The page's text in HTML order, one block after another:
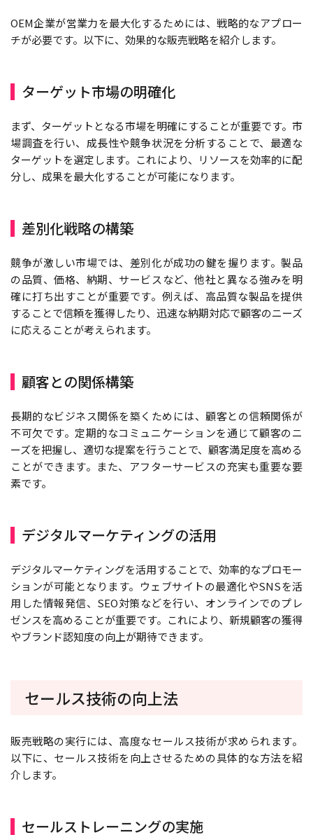
OEM企業が営業力を最大化するためには、戦略的なアプロー
チが必要です。以下に、効果的な販売戦略を紹介します。
ターゲット市場の明確化
まず、ターゲットとなる市場を明確にすることが重要です。市
場調査を行い、成長性や競争状況を分析することで、最適な
ターゲットを選定します。これにより、リソースを効率的に配
分し、成果を最大化することが可能になります。
差別化戦略の構築
競争が激しい市場では、差別化が成功の鍵を握ります。製品
の品質、価格、納期、サービスなど、他社と異なる強みを明
確に打ち出すことが重要です。例えば、高品質な製品を提供
することで信頼を獲得したり、迅速な納期対応で顧客のニーズ
に応えることが考えられます。
顧客との関係構築
長期的なビジネス関係を築くためには、顧客との信頼関係が
不可欠です。定期的なコミュニケーションを通じて顧客のニ
ーズを把握し、適切な提案を行うことで、顧客満足度を高める
ことができます。また、アフターサービスの充実も重要な要
素です。
デジタルマーケティングの活用
デジタルマーケティングを活用することで、効率的なプロモー
ションが可能となります。ウェブサイトの最適化やSNSを活
用した情報発信、SEO対策などを行い、オンラインでのプレ
ゼンスを高めることが重要です。これにより、新規顧客の獲得
やブランド認知度の向上が期待できます。
セールス技術の向上法
販売戦略の実行には、高度なセールス技術が求められます。
以下に、セールス技術を向上させるための具体的な方法を紹
介します。
セールストレーニングの実施